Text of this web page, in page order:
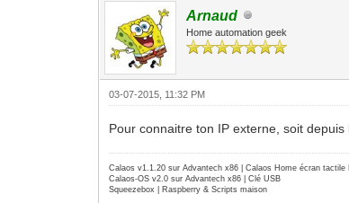
Arnaud
Home automation geek
03-07-2015, 11:32 PM
Pour connaitre ton IP externe, soit
Calaos v1.1.20 sur Advantech x86 | Calaos Home écran tactile
Calaos-OS v2.0 sur Advantech x86 | Clé USB
Squeezebox | Raspberry & Scripts maison